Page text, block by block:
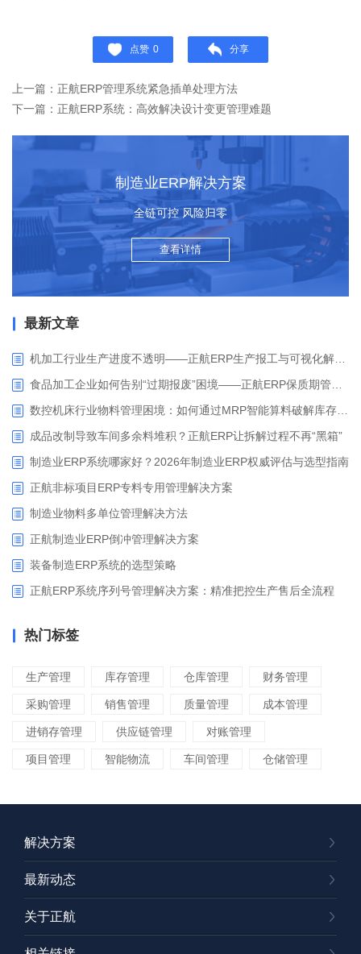
点赞 0 分享
上一篇：正航ERP管理系统紧急插单处理方法
下一篇：正航ERP系统：高效解决设计变更管理难题
制造业ERP解决方案
全链可控 风险归零
查看详情
最新文章
成品改制导致车间多余料堆积？正航ERP让拆解过程不再“黑箱”
制造业ERP系统哪家好？2026年制造业ERP权威评估与选型指南
正航非标项目ERP专料专用管理解决方案
制造业物料多单位管理解决方法
正航制造业ERP倒冲管理解决方案
装备制造ERP系统的选型策略
正航ERP系统序列号管理解决方案：精准把控生产售后全流程
热门标签
生产管理 库存管理 仓库管理 财务管理
采购管理 销售管理 质量管理 成本管理
进销存管理 供应链管理 对账管理
项目管理 智能物流 车间管理 仓储管理
解决方案
最新动态
关于正航